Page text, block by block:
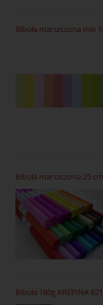
Bibuła marszczona mix
Bibuła marszczona 25
Bibuła 180g KREPINA